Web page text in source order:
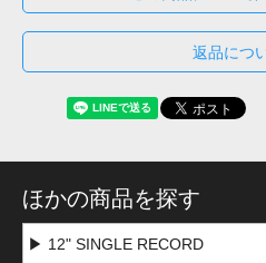
返品につ
ほかの商品を探す